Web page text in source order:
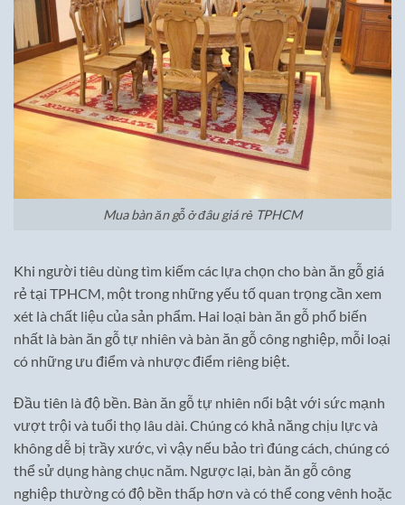
Mua bàn ăn gỗ ở đâu giá rẻ TPHCM
Khi người tiêu dùng tìm kiếm các lựa chọn cho bàn ăn gỗ giá
rẻ tại TPHCM, một trong những yếu tố quan trọng cần xem
xét là chất liệu của sản phẩm. Hai loại bàn ăn gỗ phổ biến
nhất là bàn ăn gỗ tự nhiên và bàn ăn gỗ công nghiệp, mỗi loại
có những ưu điểm và nhược điểm riêng biệt.
Đầu tiên là độ bền. Bàn ăn gỗ tự nhiên nổi bật với sức mạnh
vượt trội và tuổi thọ lâu dài. Chúng có khả năng chịu lực và
không dễ bị trầy xước, vì vậy nếu bảo trì đúng cách, chúng có
thể sử dụng hàng chục năm. Ngược lại, bàn ăn gỗ công
nghiệp thường có độ bền thấp hơn và có thể cong vênh hoặc